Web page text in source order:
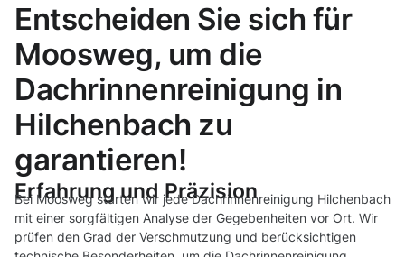
Entscheiden Sie sich für
Moosweg, um die
Dachrinnenreinigung in
Hilchenbach zu
garantieren!
Erfahrung und Präzision
Bei Moosweg starten wir jede Dachrinnenreinigung Hilchenbach
mit einer sorgfältigen Analyse der Gegebenheiten vor Ort. Wir
prüfen den Grad der Verschmutzung und berücksichtigen